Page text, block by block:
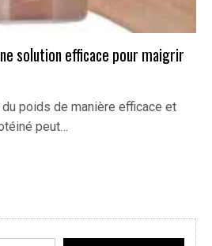
solution efficace pour maigrir
poids de manière efficace et
peut…